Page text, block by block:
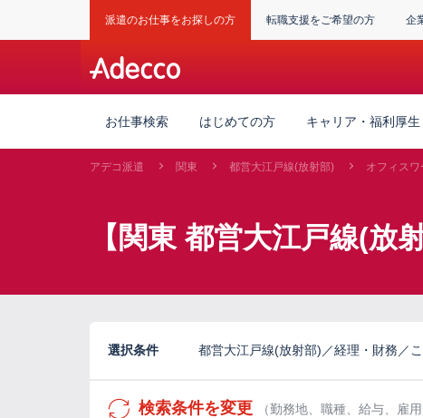
派遣のお仕事をお探しの方 転職支援をご希望の方 企
お仕事検索 はじめての方 キャリア・福利厚生
アデコ派遣 関東 都営大江戸線(放射部) オフィス
【関東 都営大江戸線(放
選択条件 都営大江戸線(放射部)／経理・財務／
検索条件を変更 （勤務地、職種、給与、雇